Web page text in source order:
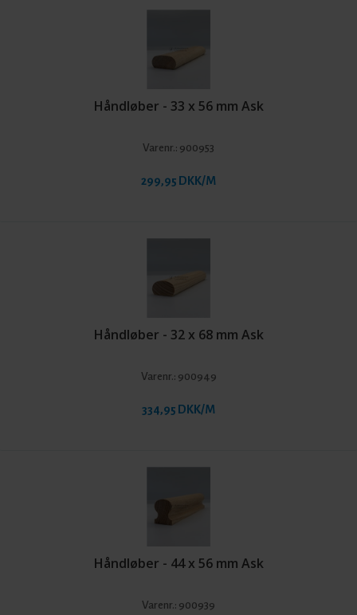
Håndløber - 33 x 56 mm Ask
Varenr.: 900953
299,95 DKK/M
Håndløber - 32 x 68 mm Ask
Varenr.: 900949
334,95 DKK/M
Håndløber - 44 x 56 mm Ask
Varenr.: 900939